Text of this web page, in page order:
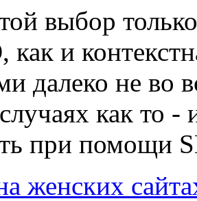
выбор
как и
далеко не во
как то -
при помощи
женских